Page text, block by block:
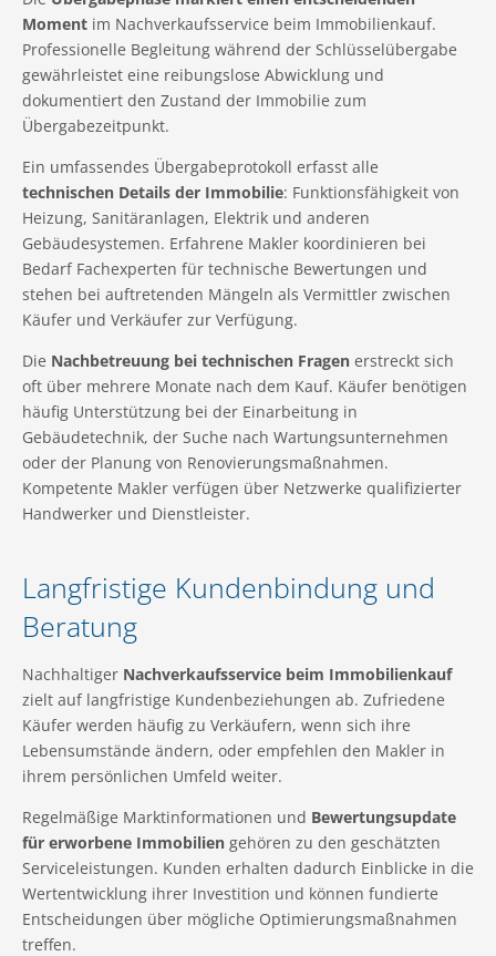
Moment im Nachverkaufsservice beim Immobilienkauf.
Professionelle Begleitung während der Schlüsselübergabe
gewährleistet eine reibungslose Abwicklung und
dokumentiert den Zustand der Immobilie zum
Übergabezeitpunkt.
Ein umfassendes Übergabeprotokoll erfasst alle
technischen Details der Immobilie: Funktionsfähigkeit von
Heizung, Sanitäranlagen, Elektrik und anderen
Gebäudesystemen. Erfahrene Makler koordinieren bei
Bedarf Fachexperten für technische Bewertungen und
stehen bei auftretenden Mängeln als Vermittler zwischen
Käufer und Verkäufer zur Verfügung.
Die Nachbetreuung bei technischen Fragen erstreckt sich
oft über mehrere Monate nach dem Kauf. Käufer benötigen
häufig Unterstützung bei der Einarbeitung in
Gebäudetechnik, der Suche nach Wartungsunternehmen
oder der Planung von Renovierungsmaßnahmen.
Kompetente Makler verfügen über Netzwerke qualifizierter
Handwerker und Dienstleister.
Langfristige Kundenbindung und
Beratung
Nachhaltiger Nachverkaufsservice beim Immobilienkauf
zielt auf langfristige Kundenbeziehungen ab. Zufriedene
Käufer werden häufig zu Verkäufern, wenn sich ihre
Lebensumstände ändern, oder empfehlen den Makler in
ihrem persönlichen Umfeld weiter.
Regelmäßige Marktinformationen und Bewertungsupdate
für erworbene Immobilien gehören zu den geschätzten
Serviceleistungen. Kunden erhalten dadurch Einblicke in die
Wertentwicklung ihrer Investition und können fundierte
Entscheidungen über mögliche Optimierungsmaßnahmen
treffen.